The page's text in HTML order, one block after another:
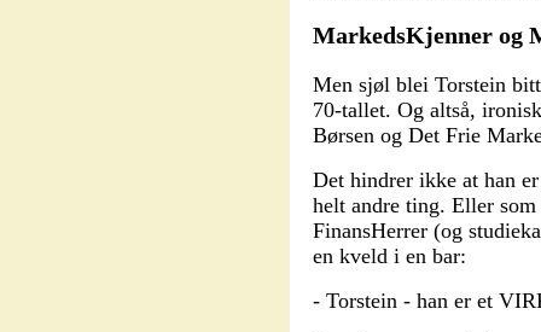
MarkedsKjenner og
Men sjøl blei Torstein
70-tallet. Og altså,
Børsen og Det Frie
Det hindrer ikke at han
helt andre ting. Eller
FinansHerrer (og
en kveld i en bar:
- Torstein - han er et